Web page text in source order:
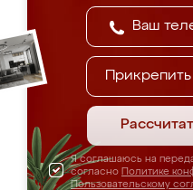
Я соглашаюсь на
согласно Политике
Пользовательскому